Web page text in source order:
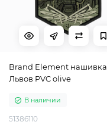
Brand Element нашивка
Львов PVC olive
В наличии
51386110